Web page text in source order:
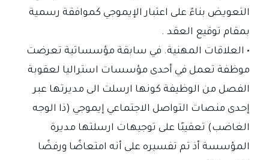
التعويض بناءً على اعتبار الإيموجي كموافقة رسمية
بمقام توقيع العقد .
• العلاقات المهنية. في سابقة مؤسساتية تعرضت
موظفة تعمل في أحدى مؤسسات استراليا لعقوبة
الفصل من الوظيفة كونها ارسلت الى مديرتها عبر
إحدى منصات التواصل الاجتماعي إيموجي (ذا الوجه
الغاضب) تعقيبًا على توجيهات ارسلتها مديرة
المؤسسة أذ تم تفسيره على أنه امتعاضًا ورفضًا